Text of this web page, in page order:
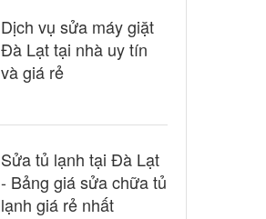
Dịch vụ sửa máy giặt
Đà Lạt tại nhà uy tín
và giá rẻ
Sửa tủ lạnh tại Đà Lạt
- Bảng giá sửa chữa tủ
lạnh giá rẻ nhất